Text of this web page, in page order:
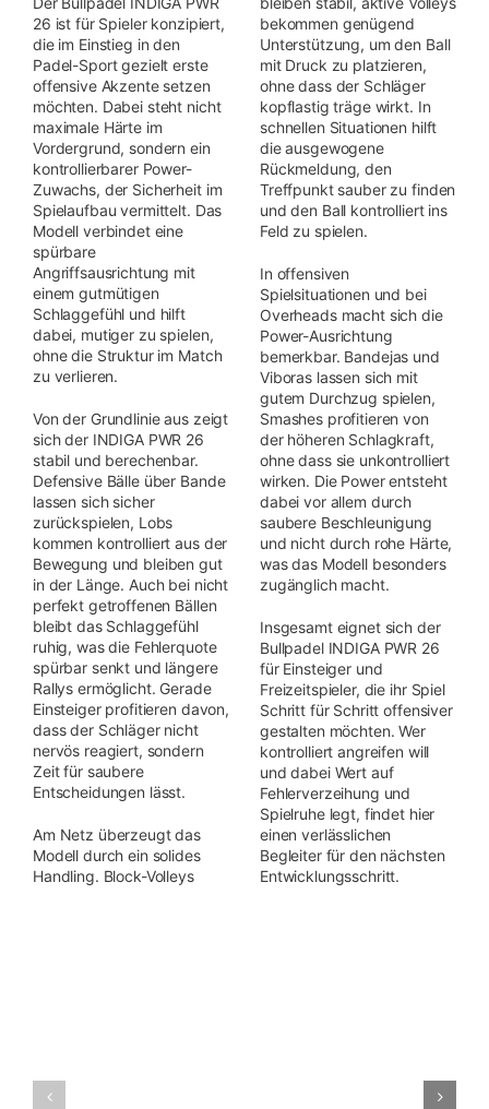
26 ist für Spieler konzipiert,
die im Einstieg in den
Padel-Sport gezielt erste
offensive Akzente setzen
möchten. Dabei steht nicht
maximale Härte im
Vordergrund, sondern ein
kontrollierbarer Power-
Zuwachs, der Sicherheit im
Spielaufbau vermittelt. Das
Modell verbindet eine
spürbare
Angriffsausrichtung mit
einem gutmütigen
Schlaggefühl und hilft
dabei, mutiger zu spielen,
ohne die Struktur im Match
zu verlieren.
Von der Grundlinie aus zeigt
sich der INDIGA PWR 26
stabil und berechenbar.
Defensive Bälle über Bande
lassen sich sicher
zurückspielen, Lobs
kommen kontrolliert aus der
Bewegung und bleiben gut
in der Länge. Auch bei nicht
perfekt getroffenen Bällen
bleibt das Schlaggefühl
ruhig, was die Fehlerquote
spürbar senkt und längere
Rallys ermöglicht. Gerade
Einsteiger profitieren davon,
dass der Schläger nicht
nervös reagiert, sondern
Zeit für saubere
Entscheidungen lässt.
Am Netz überzeugt das
Modell durch ein solides
Handling. Block-Volleys
bekommen genügend
Unterstützung, um den Ball
mit Druck zu platzieren,
ohne dass der Schläger
kopflastig träge wirkt. In
schnellen Situationen hilft
die ausgewogene
Rückmeldung, den
Treffpunkt sauber zu finden
und den Ball kontrolliert ins
Feld zu spielen.
In offensiven
Spielsituationen und bei
Overheads macht sich die
Power-Ausrichtung
bemerkbar. Bandejas und
Viboras lassen sich mit
gutem Durchzug spielen,
Smashes profitieren von
der höheren Schlagkraft,
ohne dass sie unkontrolliert
wirken. Die Power entsteht
dabei vor allem durch
saubere Beschleunigung
und nicht durch rohe Härte,
was das Modell besonders
zugänglich macht.
Insgesamt eignet sich der
Bullpadel INDIGA PWR 26
für Einsteiger und
Freizeitspieler, die ihr Spiel
Schritt für Schritt offensiver
gestalten möchten. Wer
kontrolliert angreifen will
und dabei Wert auf
Fehlerverzeihung und
Spielruhe legt, findet hier
einen verlässlichen
Begleiter für den nächsten
Entwicklungsschritt.